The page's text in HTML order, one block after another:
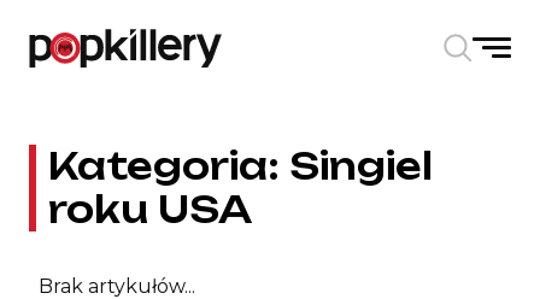
Kategoria: Singiel
roku USA
Brak artykułów...